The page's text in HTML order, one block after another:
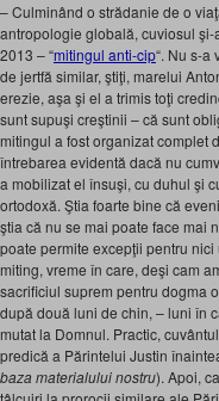
– Culminând o strădanie de o
antropologie globală, cuviosul
2013 – “mitingul anti-cip“. Nu s-a
de jertfă similar, ştiţi, marelui
erezie, aşa şi el a trimis toţi
sunt supuşi creştinii – că sunt
mitingul a fost organizat complet
întrebarea evidentă dacă nu
a mobilizat el însuşi, cu duhul şi
ortodoxă. Ştia foarte bine că
ştia că nu se mai poate face mai
poate permite excepţii pentru
miting, vreme în care, deşi cam
sacrificiul suprem pentru dogma
după două luni de chin, – luni în
mutat la Domnul. Practic,
predică a Părintelui Justin
baza materialului nostru). Apoi,